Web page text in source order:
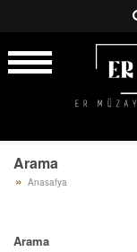
Arama
Anasafya
Arama